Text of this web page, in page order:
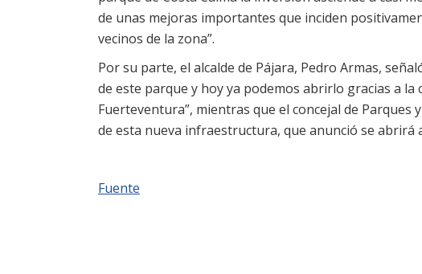
de unas mejoras importantes que inciden
vecinos de la zona”.
Por su parte, el alcalde de Pájara, Pedro Armas,
de este parque y hoy ya podemos abrirlo gracias a la
Fuerteventura”, mientras que el concejal de Parques
de esta nueva infraestructura, que anunció se abrirá
Fuente